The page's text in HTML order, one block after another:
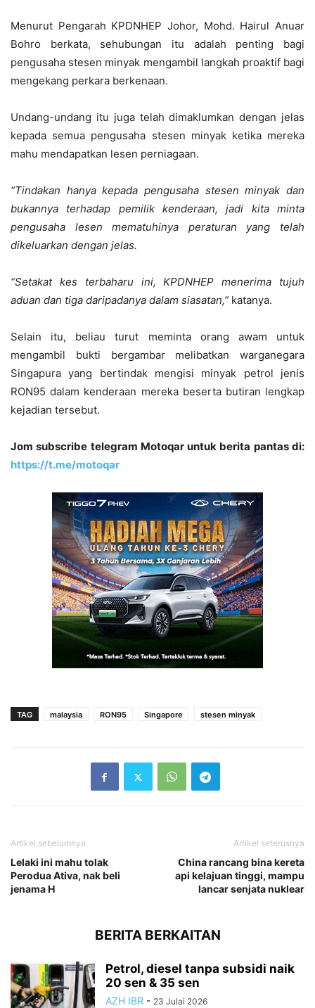
Menurut Pengarah KPDNHEP Johor, Mohd. Hairul Anuar
Bohro berkata, sehubungan itu adalah penting bagi
pengusaha stesen minyak mengambil langkah proaktif bagi
mengekang perkara berkenaan.
Undang-undang itu juga telah dimaklumkan dengan jelas
kepada semua pengusaha stesen minyak ketika mereka
mahu mendapatkan lesen perniagaan.
“Tindakan hanya kepada pengusaha stesen minyak dan
bukannya terhadap pemilik kenderaan, jadi kita minta
pengusaha lesen mematuhinya peraturan yang telah
dikeluarkan dengan jelas.
“Setakat kes terbaharu ini, KPDNHEP menerima tujuh
aduan dan tiga daripadanya dalam siasatan,” katanya.
Selain itu, beliau turut meminta orang awam untuk
mengambil bukti bergambar melibatkan warganegara
Singapura yang bertindak mengisi minyak petrol jenis
RON95 dalam kenderaan mereka beserta butiran lengkap
kejadian tersebut.
Jom subscribe telegram Motoqar untuk berita pantas di:
https://t.me/motoqar
TAG malaysia RON95 Singapore stesen minyak
Artikel sebelumnya
Lelaki ini mahu tolak
Perodua Ativa, nak beli
jenama H
Artikel seterusnya
China rancang bina kereta
api kelajuan tinggi, mampu
lancar senjata nuklear
BERITA BERKAITAN
Petrol, diesel tanpa subsidi naik
20 sen & 35 sen
AZH IBR - 23 Julai 2026